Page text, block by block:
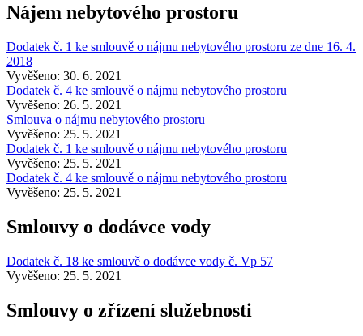
Nájem nebytového prostoru
Dodatek č. 1 ke smlouvě o nájmu nebytového prostoru ze dne 16. 4.
2018
Vyvěšeno: 30. 6. 2021
Dodatek č. 4 ke smlouvě o nájmu nebytového prostoru
Vyvěšeno: 26. 5. 2021
Smlouva o nájmu nebytového prostoru
Vyvěšeno: 25. 5. 2021
Dodatek č. 1 ke smlouvě o nájmu nebytového prostoru
Vyvěšeno: 25. 5. 2021
Dodatek č. 4 ke smlouvě o nájmu nebytového prostoru
Vyvěšeno: 25. 5. 2021
Smlouvy o dodávce vody
Dodatek č. 18 ke smlouvě o dodávce vody č. Vp 57
Vyvěšeno: 25. 5. 2021
Smlouvy o zřízení služebnosti